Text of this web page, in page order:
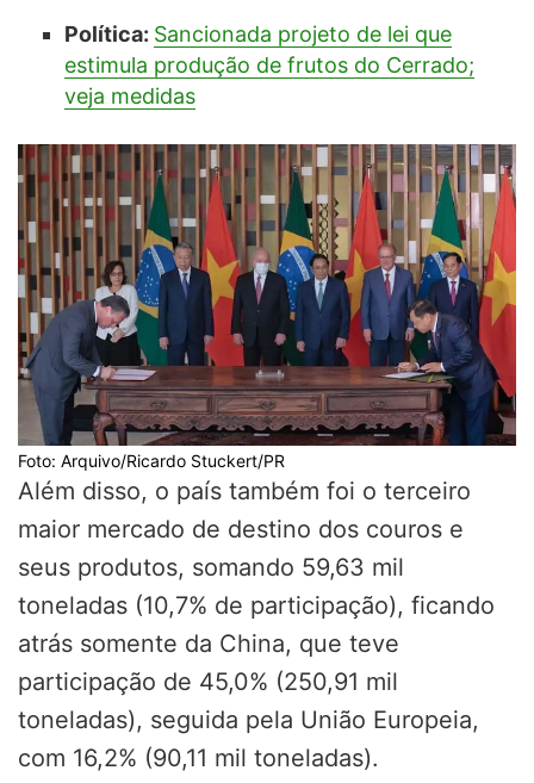
Política: Sancionada projeto de lei que
estimula produção de frutos do Cerrado;
veja medidas
Foto: Arquivo/Ricardo Stuckert/PR
Além disso, o país também foi o terceiro
maior mercado de destino dos couros e
seus produtos, somando 59,63 mil
toneladas (10,7% de participação), ficando
atrás somente da China, que teve
participação de 45,0% (250,91 mil
toneladas), seguida pela União Europeia,
com 16,2% (90,11 mil toneladas).